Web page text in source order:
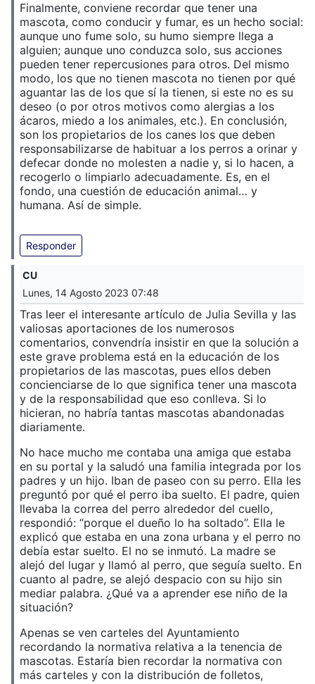
Finalmente, conviene recordar que tener una
mascota, como conducir y fumar, es un hecho social:
aunque uno fume solo, su humo siempre llega a
alguien; aunque uno conduzca solo, sus acciones
pueden tener repercusiones para otros. Del mismo
modo, los que no tienen mascota no tienen por qué
aguantar las de los que sí la tienen, si este no es su
deseo (o por otros motivos como alergias a los
ácaros, miedo a los animales, etc.). En conclusión,
son los propietarios de los canes los que deben
responsabilizarse de habituar a los perros a orinar y
defecar donde no molesten a nadie y, si lo hacen, a
recogerlo o limpiarlo adecuadamente. Es, en el
fondo, una cuestión de educación animal… y
humana. Así de simple.
Responder
CU
Lunes, 14 Agosto 2023 07:48
Tras leer el interesante artículo de Julia Sevilla y las
valiosas aportaciones de los numerosos
comentarios, convendría insistir en que la solución a
este grave problema está en la educación de los
propietarios de las mascotas, pues ellos deben
concienciarse de lo que significa tener una mascota
y de la responsabilidad que eso conlleva. Si lo
hicieran, no habría tantas mascotas abandonadas
diariamente.
No hace mucho me contaba una amiga que estaba
en su portal y la saludó una familia integrada por los
padres y un hijo. Iban de paseo con su perro. Ella les
preguntó por qué el perro iba suelto. El padre, quien
llevaba la correa del perro alrededor del cuello,
respondió: “porque el dueño lo ha soltado”. Ella le
explicó que estaba en una zona urbana y el perro no
debía estar suelto. El no se inmutó. La madre se
alejó del lugar y llamó al perro, que seguía suelto. En
cuanto al padre, se alejó despacio con su hijo sin
mediar palabra. ¿Qué va a aprender ese niño de la
situación?
Apenas se ven carteles del Ayuntamiento
recordando la normativa relativa a la tenencia de
mascotas. Estaría bien recordar la normativa con
más carteles y con la distribución de folletos,